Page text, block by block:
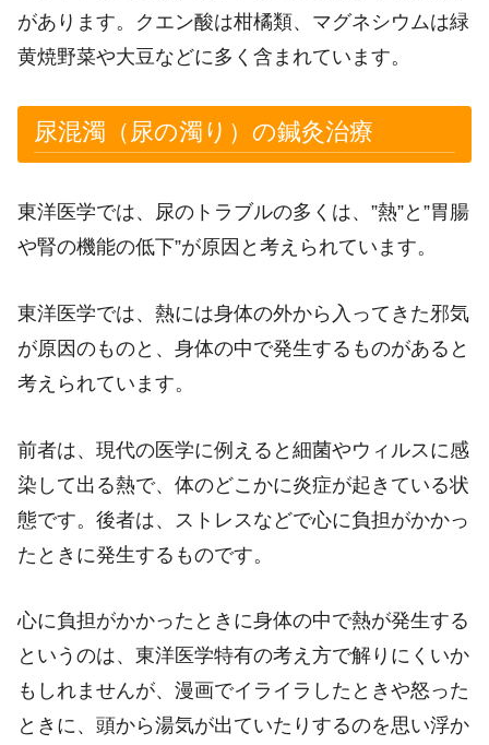
があります。クエン酸は柑橘類、マグネシウムは緑
黄焼野菜や大豆などに多く含まれています。
尿混濁（尿の濁り）の鍼灸治療
東洋医学では、尿のトラブルの多くは、”熱”と”胃腸
や腎の機能の低下”が原因と考えられています。
東洋医学では、熱には身体の外から入ってきた邪気
が原因のものと、身体の中で発生するものがあると
考えられています。
前者は、現代の医学に例えると細菌やウィルスに感
染して出る熱で、体のどこかに炎症が起きている状
態です。後者は、ストレスなどで心に負担がかかっ
たときに発生するものです。
心に負担がかかったときに身体の中で熱が発生する
というのは、東洋医学特有の考え方で解りにくいか
もしれませんが、漫画でイライラしたときや怒った
ときに、頭から湯気が出ていたりするのを思い浮か